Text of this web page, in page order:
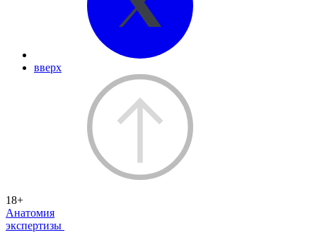
вверх
18+
Анатомия
экспертизы